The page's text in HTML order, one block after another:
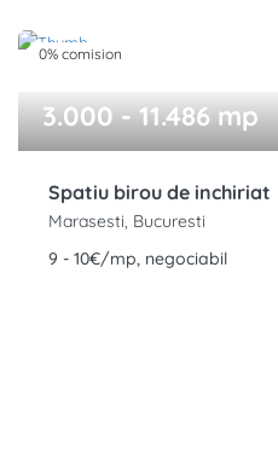
0% comision
3.000 - 11.486 mp
Spatiu birou de inchiriat
Marasesti, Bucuresti
9 - 10€/mp, negociabil